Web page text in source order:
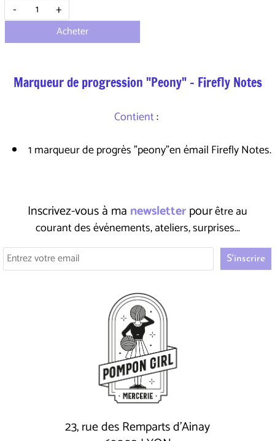
- +
Acheter
Marqueur de progression "Peony" - Firefly Notes
Contient:
1 marqueur de progrès "peony"en émail Firefly Notes.
Inscrivez-vous à ma newsletterpourêtre au
courant des événements, ateliers, surprises...
23, rue des Remparts d'Ainay